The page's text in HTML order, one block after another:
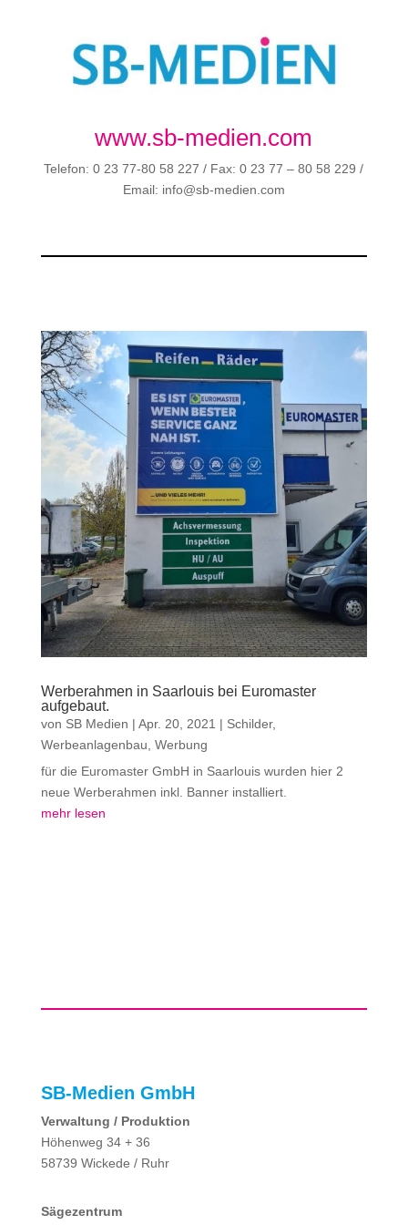
www.sb-medien.com
Telefon: 0 23 77-80 58 227 / Fax: 0 23 77 – 80 58 229 /
Email: info@sb-medien.com
Werberahmen in Saarlouis bei Euromaster
aufgebaut.
von SB Medien | Apr. 20, 2021 | Schilder,
Werbeanlagenbau Werbung
für die Euromaster GmbH in Saarlouis wurden hier 2
neue Werberahmen inkl. Banner installiert.
mehr lesen
SB-Medien GmbH
Verwaltung / Produktion
Höhenweg 34 + 36
58739 Wickede / Ruhr
Sägezentrum